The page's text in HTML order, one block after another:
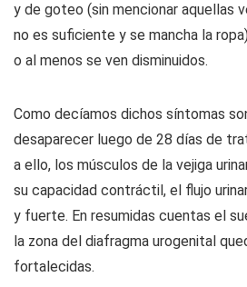
y de goteo (sin mencionar aquellas
no es suficiente y se mancha la
o al menos se ven disminuidos.
Como decíamos dichos síntomas
desaparecer luego de 28 días de
a ello, los músculos de la vejiga
su capacidad contráctil, el flujo
y fuerte. En resumidas cuentas el
la zona del diafragma urogenital
fortalecidas.